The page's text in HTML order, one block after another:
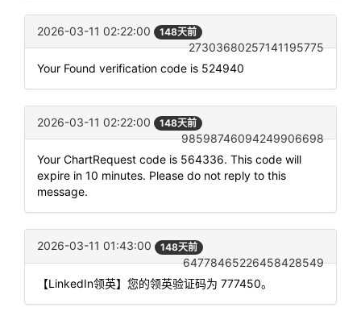
2026-03-11 02:22:00 148天前
27303680257141195775
Your Found verification code is 524940
2026-03-11 02:22:00 148天前
98598746094249906698
Your ChartRequest code is 564336. This code will
expire in 10 minutes. Please do not reply to this
message.
2026-03-11 01:43:00 148天前
64778465226458428549
【LinkedIn领英】您的领英验证码为 777450。